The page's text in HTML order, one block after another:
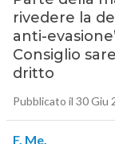
rivedere la
anti-
Consiglio
dritto
Pubblicato il 30 Giu
F. Me.